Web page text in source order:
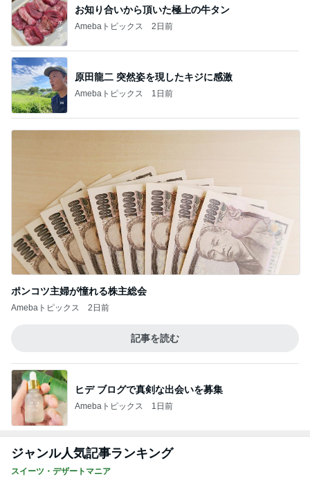
お知り合いから頂いた極上の牛タン
Amebaトピックス 2日前
原田龍二 突然姿を現したキジに感激
Amebaトピックス 1日前
ポンコツ主婦が憧れる株主総会
Amebaトピックス 2日前
記事を読む
ヒデ ブログで真剣な出会いを募集
Amebaトピックス 1日前
ジャンル人気記事ランキング
スイーツ・デザートマニア